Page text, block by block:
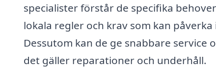
specialister förstår de specifika
lokala regler och krav som kan
Dessutom kan de ge snabbare
det gäller reparationer och underhåll.